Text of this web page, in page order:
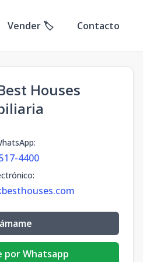
Vender 🏷️ Contacto
Houses
:
4400
:
por Whatsapp